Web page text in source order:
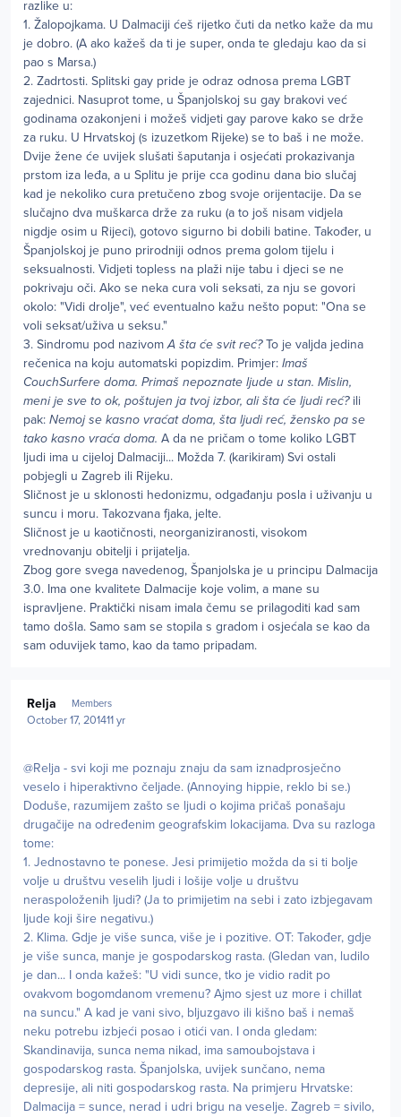
razlike u:
1. Žalopojkama. U Dalmaciji ćeš rijetko čuti da netko kaže da mu
je dobro. (A ako kažeš da ti je super, onda te gledaju kao da si
pao s Marsa.)
2. Zadrtosti. Splitski gay pride je odraz odnosa prema LGBT
zajednici. Nasuprot tome, u Španjolskoj su gay brakovi već
godinama ozakonjeni i možeš vidjeti gay parove kako se drže
za ruku. U Hrvatskoj (s izuzetkom Rijeke) se to baš i ne može.
Dvije žene će uvijek slušati šaputanja i osjećati prokazivanja
prstom iza leđa, a u Splitu je prije cca godinu dana bio slučaj
kad je nekoliko cura pretučeno zbog svoje orijentacije. Da se
slučajno dva muškarca drže za ruku (a to još nisam vidjela
nigdje osim u Rijeci), gotovo sigurno bi dobili batine. Također, u
Španjolskoj je puno prirodniji odnos prema golom tijelu i
seksualnosti. Vidjeti topless na plaži nije tabu i djeci se ne
pokrivaju oči. Ako se neka cura voli seksati, za nju se govori
okolo: "Vidi drolje", već eventualno kažu nešto poput: "Ona se
voli seksat/uživa u seksu."
3. Sindromu pod nazivomA šta će svit reć?To je valjda jedina
rečenica na koju automatski popizdim. Primjer: Imaš
CouchSurfere doma. Primaš nepoznate ljude u stan. Mislin,
meni je sve to ok, poštujen ja tvoj izbor, ali šta će ljudi reć?ili
pak: Nemoj se kasno vraćat doma, šta ljudi reć, žensko pa se
tako kasno vraća doma. A da ne pričam o tome koliko LGBT
ljudi ima u cijeloj Dalmaciji... Možda 7. (karikiram) Svi ostali
pobjegli u Zagreb ili Rijeku.
Sličnost je u sklonosti hedonizmu, odgađanju posla i uživanju u
suncu i moru. Takozvana fjaka, jelte.
Sličnost je u kaotičnosti, neorganiziranosti, visokom
vrednovanju obitelji i prijatelja.
Zbog gore svega navedenog, Španjolska je u principu Dalmacija
3.0. Ima one kvalitete Dalmacije koje volim, a mane su
ispravljene. Praktički nisam imala čemu se prilagoditi kad sam
tamo došla. Samo sam se stopila s gradom i osjećala se kao da
sam oduvijek tamo, kao da tamo pripadam.
Relja Members
October 17, 201411 yr
@Relja - svi koji me poznaju znaju da sam iznadprosječno
veselo i hiperaktivno čeljade. (Annoying hippie, reklo bi se.)
Doduše, razumijem zašto se ljudi o kojima pričaš ponašaju
drugačije na određenim geografskim lokacijama. Dva su razloga
tome:
1. Jednostavno te ponese. Jesi primijetio možda da si ti bolje
volje u društvu veselih ljudi i lošije volje u društvu
neraspoloženih ljudi? (Ja to primijetim na sebi i zato izbjegavam
ljude koji šire negativu.)
2. Klima. Gdje je više sunca, više je i pozitive. OT: Također, gdje
je više sunca, manje je gospodarskog rasta. (Gledan van, ludilo
je dan... I onda kažeš: "U vidi sunce, tko je vidio radit po
ovakvom bogomdanom vremenu? Ajmo sjest uz more i chillat
na suncu." A kad je vani sivo, bljuzgavo ili kišno baš i nemaš
neku potrebu izbjeći posao i otići van. I onda gledam:
Skandinavija, sunca nema nikad, ima samoubojstava i
gospodarskog rasta. Španjolska, uvijek sunčano, nema
depresije, ali niti gospodarskog rasta. Na primjeru Hrvatske:
Dalmacija = sunce, nerad i udri brigu na veselje. Zagreb = sivilo,